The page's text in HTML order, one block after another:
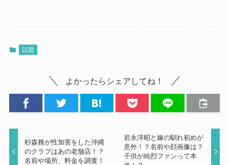
話題
よかったらシェアしてね！
杉森務が性加害をした沖縄
のクラブはあの老舗店！？
名前や場所、料金を調査！
岩永洋昭と嫁の馴れ初めが
意外！？名前や顔画像は？
子供が純烈ファンって本